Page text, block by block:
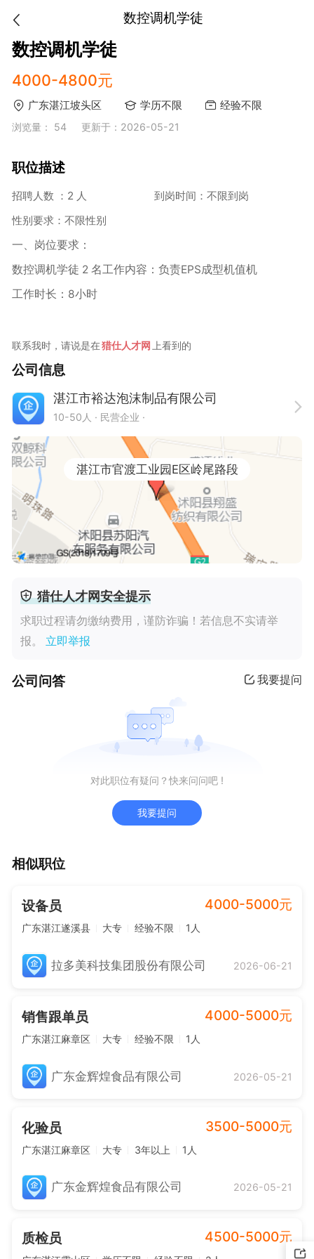
数控调机学徒
数控调机学徒
4000-4800元
广东湛江坡头区 学历不限 经验不限
浏览量： 54 更新于：2026-05-21
职位描述
招聘人数 ：2 人
到岗时间：不限到岗
性别要求：不限性别
一、岗位要求：
数控调机学徒 2 名工作内容：负责EPS成型机值机
工作时长：8小时
联系我时，请说是在猎仕人才网 上看到的
公司信息
湛江市裕达泡沫制品有限公司
10-50人 · 民营企业 ·
湛江市官渡工业园E区岭尾路段
猎仕人才网安全提示
求职过程请勿缴纳费用，谨防诈骗！若信息不实请举
报。 立即举报
公司问答 我要提问
对此职位有疑问？快来问问吧 !
我要提问
相似职位
设备员 4000-5000元
广东湛江遂溪县 大专 经验不限 1人
拉多美科技集团股份有限公司 2026-06-21
销售跟单员 4000-5000元
广东湛江麻章区 大专 经验不限 1人
广东金辉煌食品有限公司 2026-05-21
化验员 3500-5000元
广东湛江麻章区 大专 3年以上 1人
广东金辉煌食品有限公司 2026-05-21
质检员 4500-5000元